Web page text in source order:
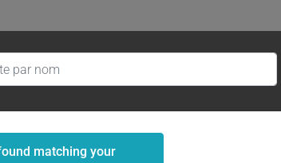
nom
matching your